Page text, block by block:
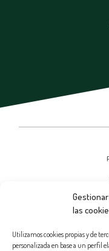
las
Utilizamos cookies propias y de
personalizada en base a un perfil